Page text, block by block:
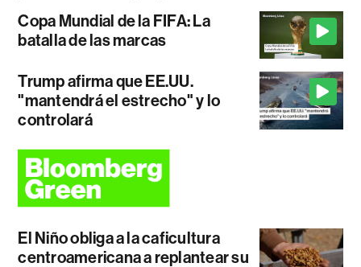
Copa Mundial de la FIFA: La
batalla de las marcas
Trump afirma que EE.UU.
"mantendrá el estrecho" y lo
controlará
El Niño obliga a la caficultura
centroamericana a replantear su